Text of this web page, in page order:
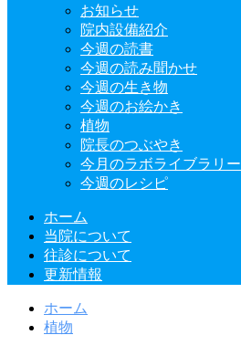
お知らせ
院内設備紹介
今週の読書
今週の読み聞かせ
今週の生き物
今週のお絵かき
植物
院長のつぶやき
今月のラボライブラリー
今週のレシピ
ホーム
当院について
往診について
更新情報
ホーム
植物